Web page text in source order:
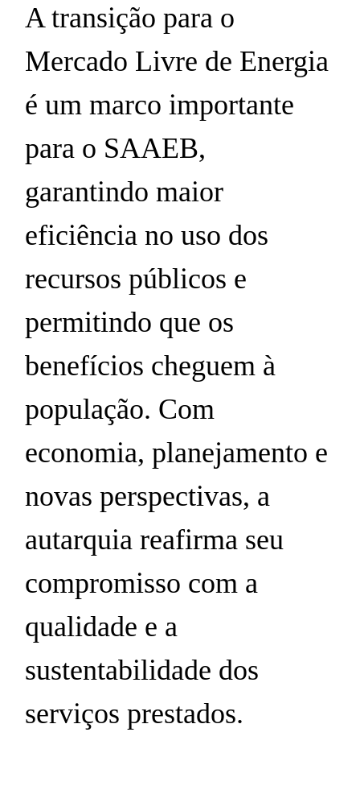
A transição para o
Mercado Livre de Energia
é um marco importante
para o SAAEB,
garantindo maior
eficiência no uso dos
recursos públicos e
permitindo que os
benefícios cheguem à
população. Com
economia, planejamento e
novas perspectivas, a
autarquia reafirma seu
compromisso com a
qualidade e a
sustentabilidade dos
serviços prestados.